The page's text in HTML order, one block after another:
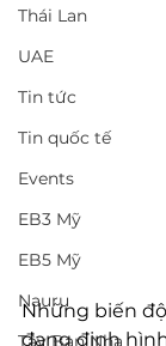
Thái Lan
UAE
Tin tức
Tin quốc tế
Events
EB3 Mỹ
EB5 Mỹ
Nauru
Tây Ban Nha
Những biến
đang định